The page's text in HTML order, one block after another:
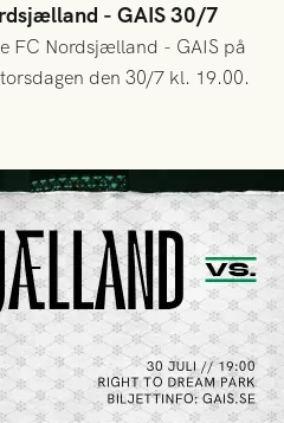
- GAIS 30/7
FC Nordsjælland - GAIS på
den 30/7 kl. 19.00.